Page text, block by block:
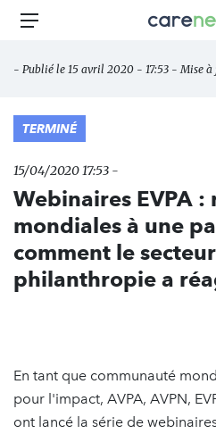
Aller
principal
Carenews,
des
Menu
- Publié le 15 avril 2020 - 17:53 - Mise
TERMINÉ
15/04/2020 17:53 -
Webinaires EVPA :
mondiales à une
comment le
philanthropie a
En tant que communauté
pour l'impact, AVPA, AVPN,
ont lancé la série de